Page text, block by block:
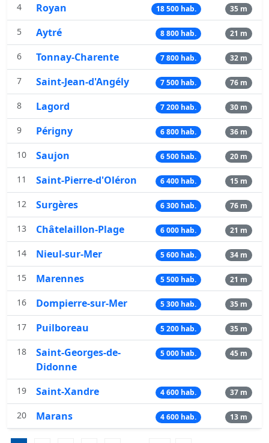
4 Royan 18 500 hab. 35 m
5 Aytré 8 800 hab. 21 m
6 Tonnay-Charente 7 800 hab. 32 m
7 Saint-Jean-d'Angély 7 500 hab. 76 m
8 Lagord 7 200 hab. 30 m
9 Périgny 6 800 hab. 36 m
10 Saujon 6 500 hab. 20 m
11 Saint-Pierre-d'Oléron 6 400 hab. 15 m
12 Surgères 6 300 hab. 76 m
13 Châtelaillon-Plage 6 000 hab. 21 m
14 Nieul-sur-Mer 5 600 hab. 34 m
15 Marennes 5 500 hab. 21 m
16 Dompierre-sur-Mer 5 300 hab. 35 m
17 Puilboreau 5 200 hab. 35 m
18
Saint-Georges-de-
Didonne
5 000 hab. 45 m
19 Saint-Xandre 4 600 hab. 37 m
20 Marans 4 600 hab. 13 m